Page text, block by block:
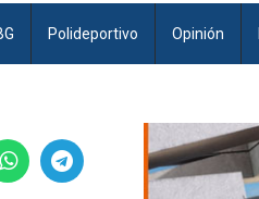
Polideportivo Opinión